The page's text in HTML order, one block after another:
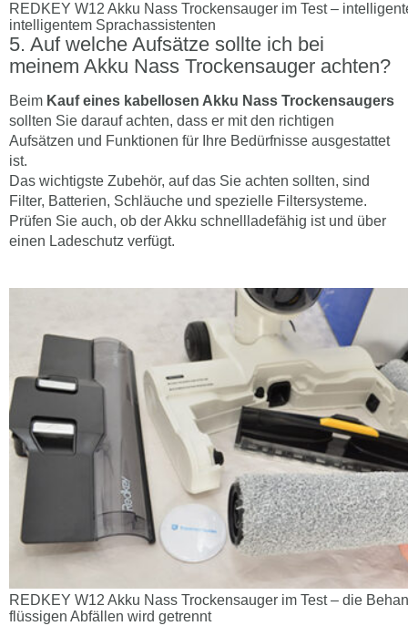
REDKEY W12 Akku Nass Trockensauger im Test –
intelligentem Sprachassistenten
Auf welche Aufsätze sollte ich bei
meinem Akku Nass Trockensauger achten?
Beim Kauf eines kabellosen Akku Nass Trockensaugers
sollten Sie darauf achten, dass er mit den richtigen
Aufsätzen und Funktionen für Ihre Bedürfnisse ausgestattet
ist.
Das wichtigste Zubehör, auf das Sie achten sollten, sind
Filter, Batterien, Schläuche und spezielle Filtersysteme.
Prüfen Sie auch, ob der Akku schnellladefähig ist und über
einen Ladeschutz verfügt.
REDKEY W12 Akku Nass Trockensauger im Test – die
flüssigen Abfällen wird getrennt